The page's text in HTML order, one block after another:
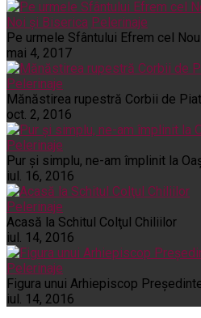
Noi și Biserica Pelerinaje
Pe urmele Sfântului Efrem cel Nou
mai 4, 2017
Pelerinaje
Mănăstirea rupestră Corbii de
oct. 2, 2016
Pelerinaje
Pur şi simplu, ne-am împlinit la
iul. 16, 2016
Pelerinaje
Acasă la Schitul Colţul Chiliilor
iul. 14, 2016
Pelerinaje
Figura unui Arhiepiscop
iul. 14, 2016